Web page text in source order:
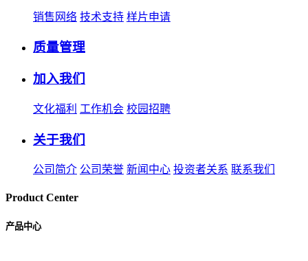
销售网络 技术支持 样片申请
质量管理
加入我们
文化福利 工作机会 校园招聘
关于我们
公司简介 公司荣誉 新闻中心 投资者关系 联系我们
Product Center
产品中心